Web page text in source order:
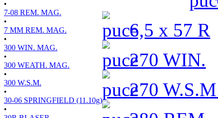
•
7-08 REM. MAG.
•
7 MM REM. MAG.
•
300 WIN. MAG.
•
300 WEATH. MAG.
•
300 W.S.M.
•
30-06 SPRINGFIELD (11.10g)
•
6,5 x 57 R
270 WIN.
270